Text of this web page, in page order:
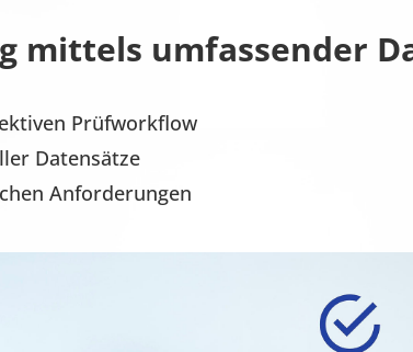
mittels umfassender
Prüfworkflow
Datensätze
Anforderungen